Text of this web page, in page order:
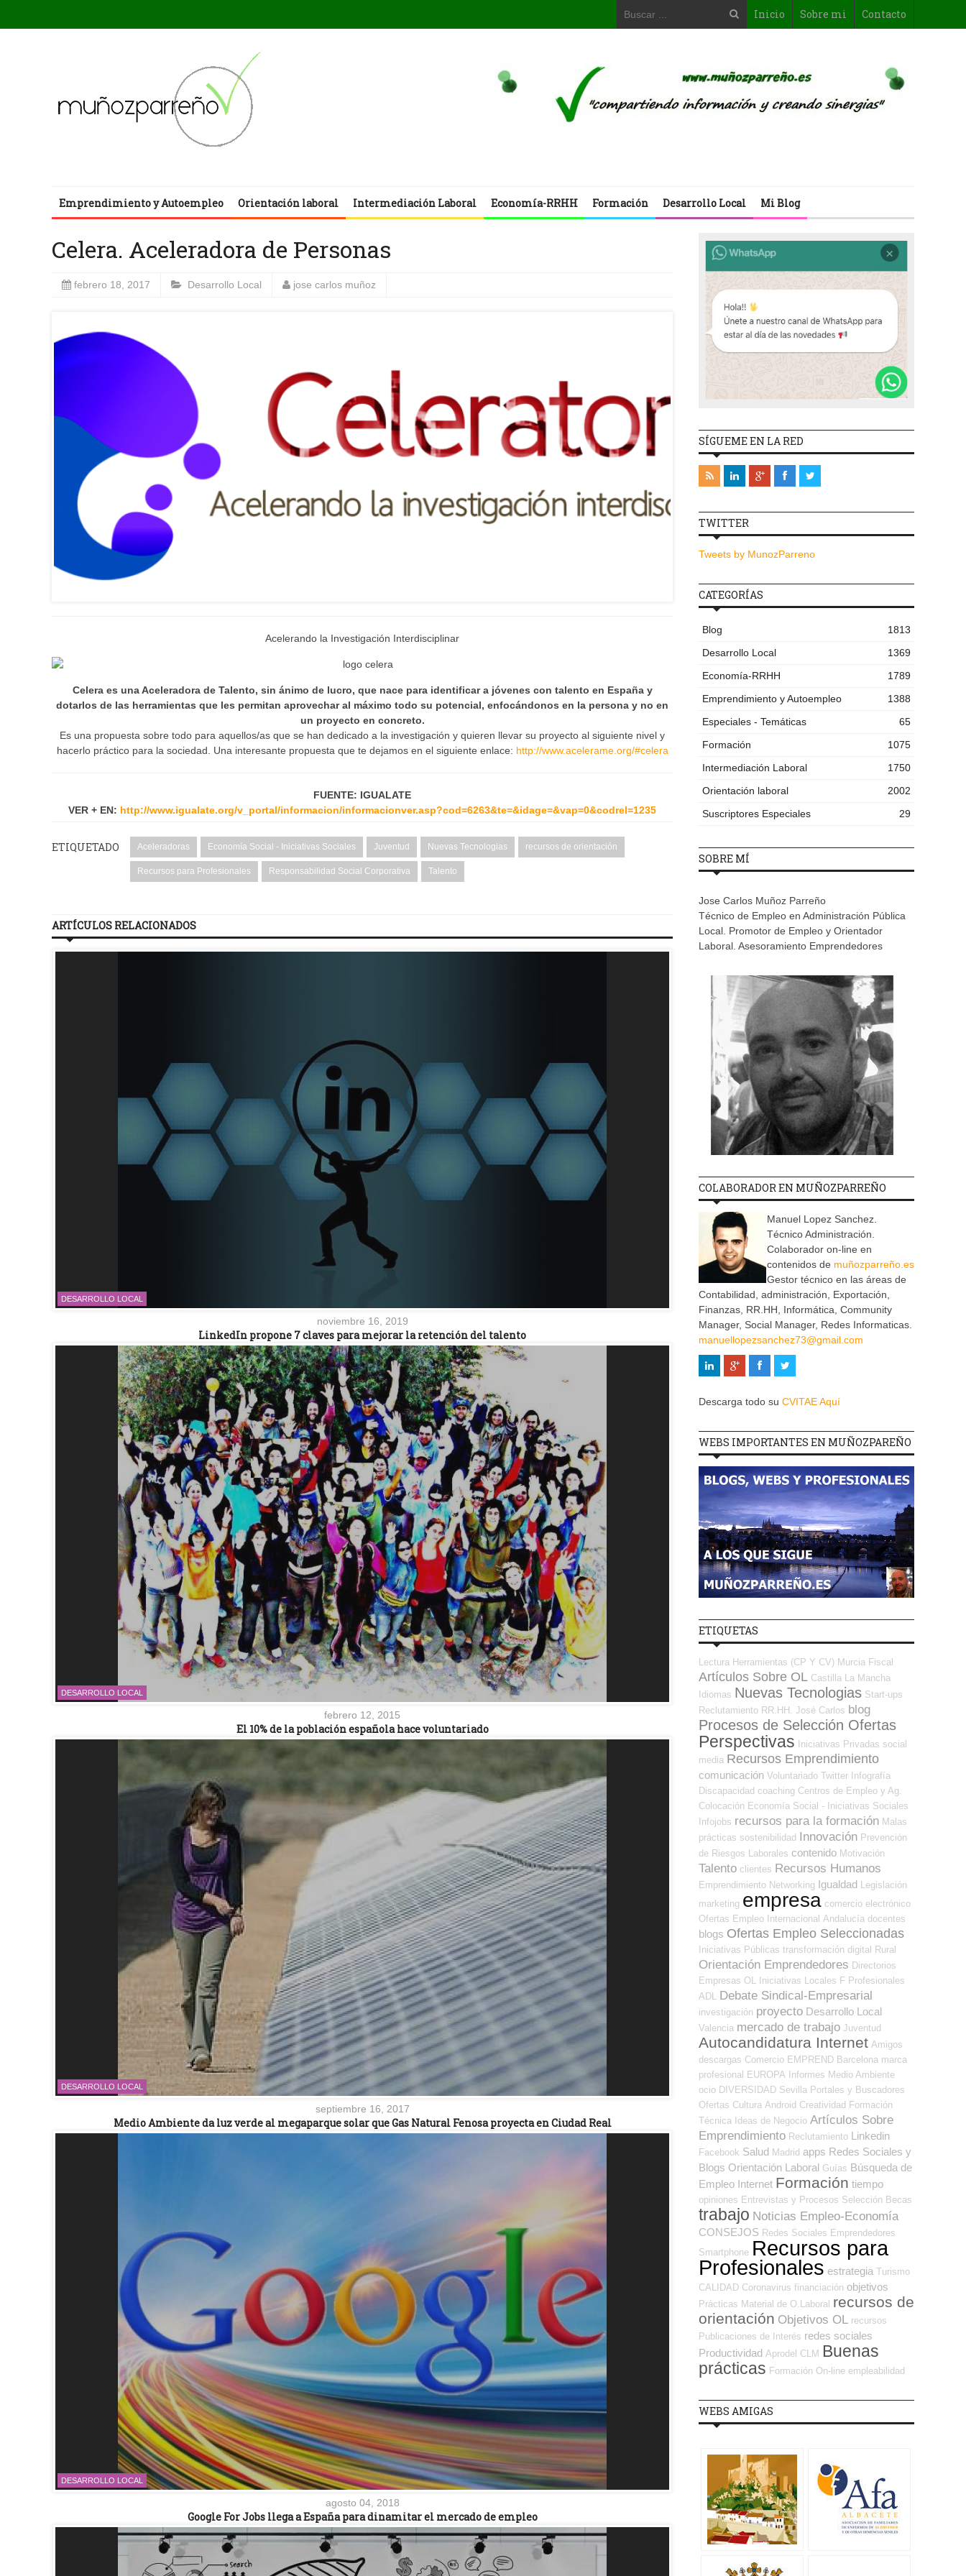
Inicio Sobre mi Contacto
Emprendimiento y Autoempleo Orientación laboral Intermediación Laboral Economía-RRHH Formación Desarrollo Local Mi Blog
Celera. Aceleradora de Personas
febrero 18, 2017 Desarrollo Local jose carlos muñoz
Acelerando la Investigación Interdisciplinar
Celera es una Aceleradora de Talento, sin ánimo de lucro, que nace para identificar a jóvenes con talento en España y
dotarlos de las herramientas que les permitan aprovechar al máximo todo su potencial, enfocándonos en la persona y no en
un proyecto en concreto.
Es una propuesta sobre todo para aquellos/as que se han dedicado a la investigación y quieren llevar su proyecto al siguiente nivel y
hacerlo práctico para la sociedad. Una interesante propuesta que te dejamos en el siguiente enlace: http://www.acelerame.org/#celera
FUENTE: IGUALATE
VER + EN: http://www.igualate.org/v_portal/informacion/informacionver.asp?cod=6263&te=&idage=&vap=0&codrel=1235
ETIQUETADO Aceleradoras Economía Social - Iniciativas Sociales Juventud Nuevas Tecnologias recursos de orientación
Recursos para Profesionales Responsabilidad Social Corporativa Talento
ARTÍCULOS RELACIONADOS
DESARROLLO LOCAL
noviembre 16, 2019
LinkedIn propone 7 claves para mejorar la retención del talento
DESARROLLO LOCAL
febrero 12, 2015
El 10% de la población española hace voluntariado
DESARROLLO LOCAL
septiembre 16, 2017
Medio Ambiente da luz verde al megaparque solar que Gas Natural Fenosa proyecta en Ciudad Real
DESARROLLO LOCAL
agosto 04, 2018
Google For Jobs llega a España para dinamitar el mercado de empleo
SÍGUEME EN LA RED
TWITTER
Tweets by MunozParreno
CATEGORÍAS
Blog
1813
Desarrollo Local
1369
Economía-RRHH
1789
Emprendimiento y Autoempleo
1388
Especiales - Temáticas
65
Formación
1075
Intermediación Laboral
1750
Orientación laboral
2002
Suscriptores Especiales
29
SOBRE MÍ
Jose Carlos Muñoz Parreño
Técnico de Empleo en Administración Pública
Local. Promotor de Empleo y Orientador
Laboral. Asesoramiento Emprendedores
COLABORADOR EN MUÑOZPARREÑO
Manuel Lopez Sanchez.
Técnico Administración.
Colaborador on-line en
contenidos de muñozparreño.es
Gestor técnico en las áreas de
Contabilidad, administración, Exportación,
Finanzas, RR.HH, Informática, Community
Manager, Social Manager, Redes Informaticas.
manuellopezsanchez73@gmail.com
Descarga todo su CVITAE Aquí
WEBS IMPORTANTES EN MUÑOZPAREÑO
ETIQUETAS
Lectura Herramientas (CP Y CV) Murcia Fiscal
Artículos Sobre OL Castilla La Mancha
Idiomas Nuevas Tecnologias Start-ups
Reclutamiento RR.HH.
José Carlos blog
Procesos de Selección Ofertas
Perspectivas Iniciativas Privadas social
media Recursos Emprendimiento
comunicación Voluntariado Twitter Infografía
Discapacidad coaching Centros de Empleo y Ag.
Colocación Economía Social - Iniciativas Sociales
Infojobs recursos para la formación Malas
prácticas sostenibilidad Innovación Prevención
de Riesgos Laborales contenido Motivación
Talento clientes Recursos Humanos
Emprendimiento Networking Igualdad
Legislación
marketing empresa comercio electrónico
Ofertas Empleo Internacional Andalucía docentes
blogs Ofertas Empleo Seleccionadas
Iniciativas Públicas transformación digital Rural
Orientación Emprendedores Directorios
Empresas OL
Iniciativas Locales F Profesionales
ADL
Debate Sindical-Empresarial
investigación proyecto Desarrollo Local
Valencia mercado de trabajo Juventud
Autocandidatura Internet Amigos
descargas Comercio EMPREND Barcelona marca
profesional
EUROPA Informes Medio Ambiente
ocio DIVERSIDAD Sevilla Portales y Buscadores
Ofertas Cultura Android Creatividad Formación
Técnica
Ideas de Negocio Artículos Sobre
Emprendimiento Reclutamiento Linkedin
Facebook Salud Madrid apps Redes Sociales y
Blogs Orientación Laboral Guías Búsqueda de
Empleo Internet Formación tiempo
opiniones Entrevistas y Procesos Selección Becas
trabajo Noticias Empleo-Economía
CONSEJOS Redes Sociales Emprendedores
Smartphone Recursos para
Profesionales estrategia Turismo
CALIDAD Coronavirus financiación objetivos
Prácticas Material de O.Laboral recursos de
orientación Objetivos OL recursos
Publicaciones de Interés redes sociales
Productividad Aprodel CLM Buenas
prácticas Formación On-line empleabilidad
WEBS AMIGAS